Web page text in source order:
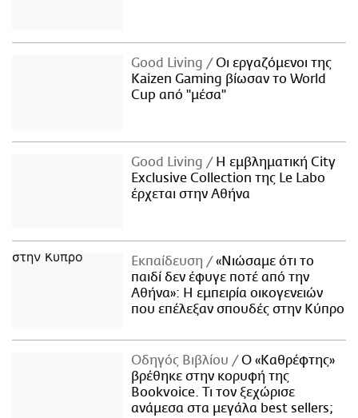
Good Living
Οι εργαζόμενοι της
Kaizen Gaming βίωσαν το World
Cup από "μέσα"
Good Living
Η εμβληματική City
Exclusive Collection της Le Labo
έρχεται στην Αθήνα
Εκπαίδευση
«Νιώσαμε ότι το
παιδί δεν έφυγε ποτέ από την
Αθήνα»: Η εμπειρία οικογενειών
που επέλεξαν σπουδές στην Κύπρο
Οδηγός Βιβλίου
Ο «Καθρέφτης»
βρέθηκε στην κορυφή της
Bookvoice. Τι τον ξεχώρισε
ανάμεσα στα μεγάλα best sellers;